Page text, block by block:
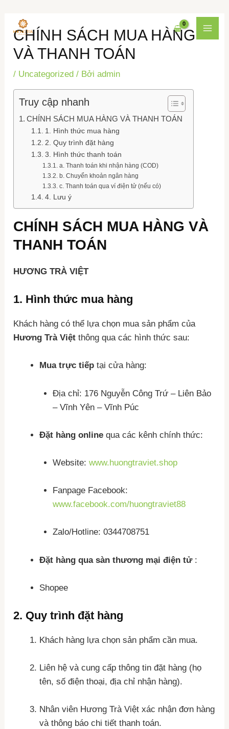
Nhảy
dung
CHÍNH SÁCH MUA HÀNG
VÀ THANH TOÁN
/ Uncategorized / Bởiadmin
Truy cập nhanh
CHÍNH SÁCH MUA HÀNG VÀ THANH TOÁN
1. Hình thức mua hàng
2. Quy trình đặt hàng
3. Hình thức thanh toán
a. Thanh toán khi nhận hàng (COD)
b. Chuyển khoản ngân hàng
c. Thanh toán qua ví điện tử (nếu có)
4. Lưu ý
CHÍNH SÁCH MUA HÀNG VÀ
THANH TOÁN
HƯƠNG TRÀ VIỆT
1. Hình thức mua hàng
Khách hàng có thể lựa chọn mua sản phẩm của
Hương Trà Việt thông qua các hình thức sau:
Mua trực tiếp tại cửa hàng:
Địa chỉ: 176 Nguyễn Công Trứ – Liên Bảo
– Vĩnh Yên – Vĩnh Púc
Đặt hàng online qua các kênh chính thức:
Website: www.huongtraviet.shop
Fanpage Facebook:
www.facebook.com/huongtraviet88
Zalo/Hotline: 0344708751
Đặt hàng qua sàn thương mại điện tử:
Shopee
2. Quy trình đặt hàng
Khách hàng lựa chọn sản phẩm cần mua.
Liên hệ và cung cấp thông tin đặt hàng (họ
tên, số điện thoại, địa chỉ nhận hàng).
Nhân viên Hương Trà Việt xác nhận đơn hàng
và thông báo chi tiết thanh toán.
Điều
hướng
bài
viết